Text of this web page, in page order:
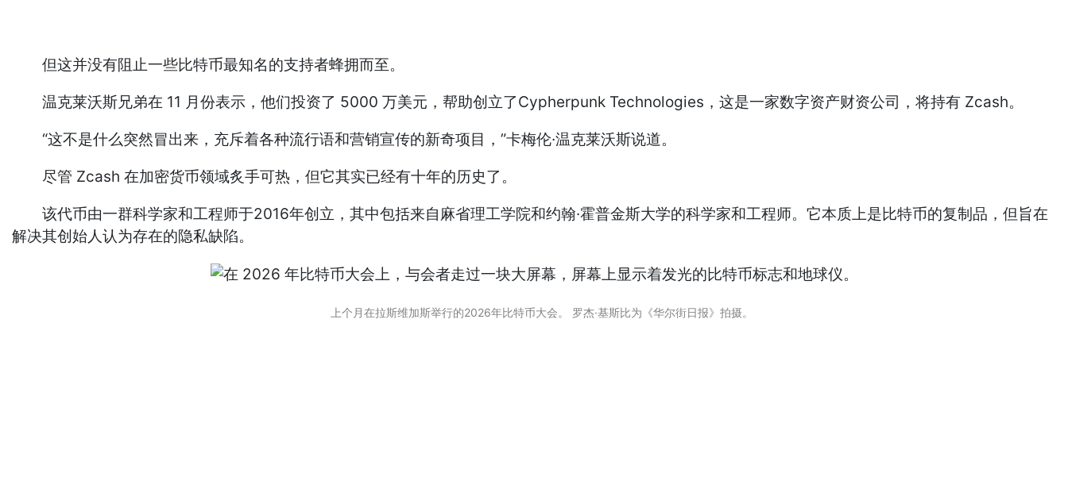
但这并没有阻止一些比特币最知名的支持者蜂拥而至。
温克莱沃斯兄弟在 11 月份表示，他们投资了 5000 万美元，帮助创立了Cypherpunk Technologies，这是一家数字资产财资公司，将持有 Zcash。
“这不是什么突然冒出来，充斥着各种流行语和营销宣传的新奇项目，”卡梅伦·温克莱沃斯说道。
尽管 Zcash 在加密货币领域炙手可热，但它其实已经有十年的历史了。
该代币由一群科学家和工程师于2016年创立，其中包括来自麻省理工学院和约翰·霍普金斯大学的科学家和工程师。它本质上是比特币的复制品，但旨在
解决其创始人认为存在的隐私缺陷。
上个月在拉斯维加斯举行的2026年比特币大会。 罗杰·基斯比为《华尔街日报》拍摄。